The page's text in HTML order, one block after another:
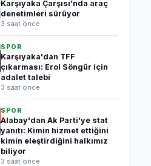
Karşıyaka Çarşısı’nda araç
denetimleri sürüyor
3 saat önce
SPOR
Karşıyaka'dan TFF
çıkarması: Erol Söngür için
adalet talebi
3 saat önce
SPOR
Alabay'dan Ak Parti'ye stat
yanıtı: Kimin hizmet ettiğini
kimin eleştirdiğini halkımız
biliyor
3 saat önce